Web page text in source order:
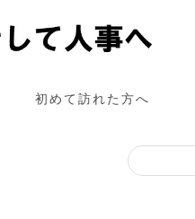
初めて訪れた方へ